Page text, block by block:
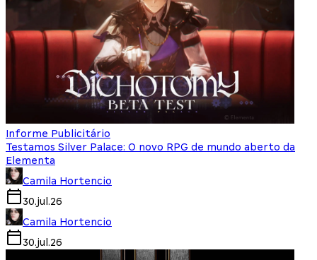
Informe Publicitário
Testamos Silver Palace: O novo RPG de mundo aberto da
Elementa
Camila Hortencio
30.jul.26
Camila Hortencio
30.jul.26